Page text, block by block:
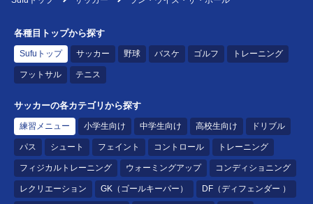
各種目トップから探す
Sufuトップ サッカー 野球 バスケ ゴルフ トレーニング
フットサル テニス
サッカーの各カテゴリから探す
練習メニュー 小学生向け 中学生向け 高校生向け ドリブル
パス シュート フェイント コントロール トレーニング
フィジカルトレーニング ウォーミングアップ コンディショニング
レクリエーション GK（ゴールキーパー） DF（ディフェンダー ）